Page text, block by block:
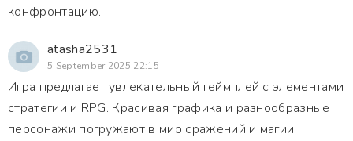
конфронтацию.
atasha2531
5 September 2025 22:15
Игра предлагает увлекательный геймплей с элементами
стратегии и RPG. Красивая графика и разнообразные
персонажи погружают в мир сражений и магии.